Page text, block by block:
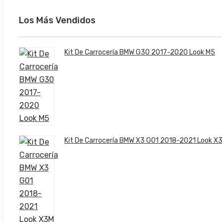
Los Más Vendidos
Kit De Carrocería BMW G30 2017-2020 Look M5
precio
original
era:
2.203,00 €.
precio
actual
es:
1.834,99 €.
Kit De Carrocería BMW X3 G01 2018-2021 Look